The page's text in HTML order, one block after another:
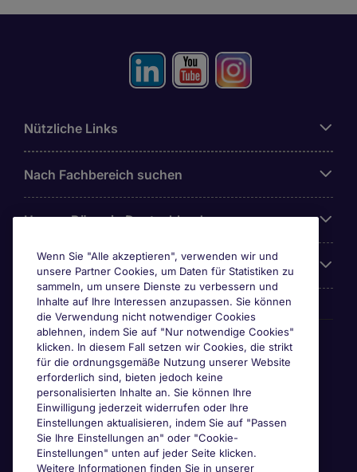
Nützliche Links
Nach Fachbereich suchen
Unsere Büros in Deutschland
Über Michael Page
Awards & Zertifizierungen
Wenn Sie "Alle akzeptieren", verwenden wir und
unsere Partner Cookies, um Daten für Statistiken zu
sammeln, um unsere Dienste zu verbessern und
Inhalte auf Ihre Interessen anzupassen. Sie können
die Verwendung nicht notwendiger Cookies
ablehnen, indem Sie auf "Nur notwendige Cookies"
klicken. In diesem Fall setzen wir Cookies, die strikt
für die ordnungsgemäße Nutzung unserer Website
erforderlich sind, bieten jedoch keine
personalisierten Inhalte an. Sie können Ihre
Einwilligung jederzeit widerrufen oder Ihre
Einstellungen aktualisieren, indem Sie auf "Passen
Sie Ihre Einstellungen an" oder "Cookie-
Einstellungen" unten auf jeder Seite klicken.
Weitere Informationen finden Sie in unserer